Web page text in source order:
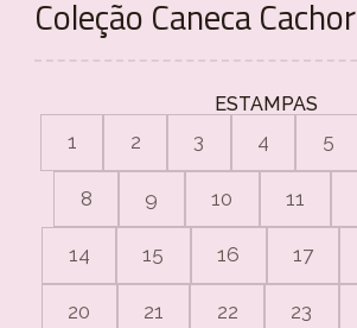
Coleção Caneca
ESTAMPAS
1 2 3 4 5
8 9 10 11
14 15 16 17
20 21 22 23